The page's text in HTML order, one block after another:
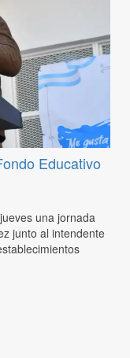
Educativo
una jornada
junto al intendente